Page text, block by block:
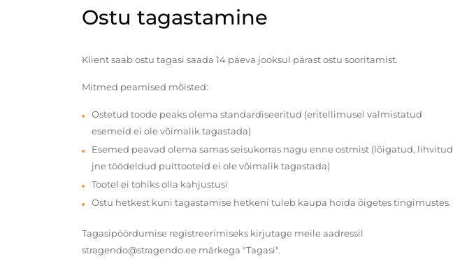
Ostu tagastamine
Klient saab ostu tagasi saada 14 päeva jooksul pärast ostu sooritamist.
Mitmed peamised mõisted:
Ostetud toode peaks olema standardiseeritud (eritellimusel valmistatud
esemeid ei ole võimalik tagastada)
Esemed peavad olema samas seisukorras nagu enne ostmist (lõigatud, lihvitud
jne töödeldud puittooteid ei ole võimalik tagastada)
Tootel ei tohiks olla kahjustusi
Ostu hetkest kuni tagastamise hetkeni tuleb kaupa hoida õigetes tingimustes.
Tagasipöördumise registreerimiseks kirjutage meile aadressil
stragendo@stragendo.ee märkega "Tagasi".